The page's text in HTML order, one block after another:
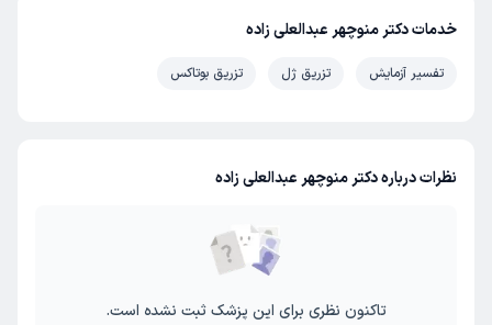
خدمات دکتر منوچهر عبدالعلی زاده
تفسیر آزمایش تزریق ژل تزریق بوتاکس
نظرات درباره دکتر منوچهر عبدالعلی زاده
تاکنون نظری برای این پزشک ثبت نشده است.